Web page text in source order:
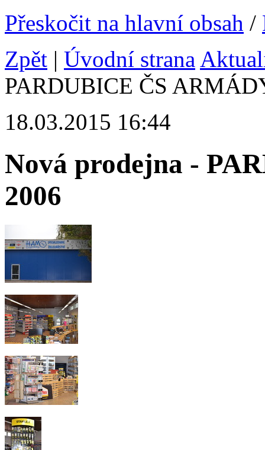
Přeskočit na hlavní obsah /
Zpět | Úvodní strana
PARDUBICE ČS
18.03.2015 16:44
Nová prodejna -
2006